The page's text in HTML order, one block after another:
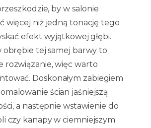
by w salonie
więcej niż jedną tonację tego
efekt wyjątkowej głębi.
obrębie tej samej barwy to
rozwiązanie, więc warto
Doskonałym zabiegiem
ścian jaśniejszą
a następnie wstawienie do
czy kanapy w ciemniejszym